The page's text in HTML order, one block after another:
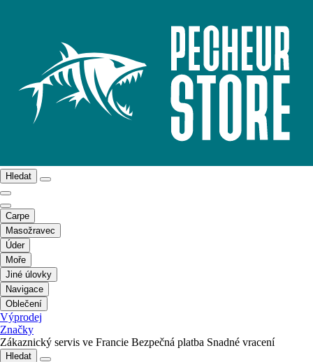
Hledat
Carpe
Masožravec
Úder
Moře
Jiné úlovky
Navigace
Oblečení
Výprodej
Značky
Zákaznický servis ve Francie Bezpečná platba Snadné vracení
Hledat